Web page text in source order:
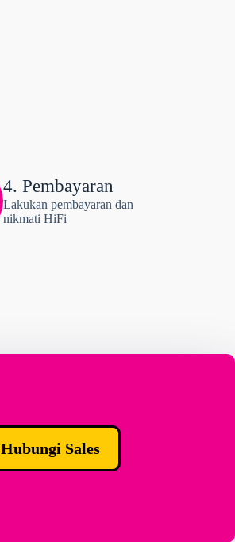
4. Pembayaran
Lakukan pembayaran dan
nikmati HiFi
Hubungi Sales